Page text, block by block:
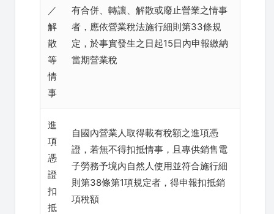
／
解
散
等
情
事
有合併、轉讓、解散或廢止營業之情事
者，應依營業稅法施行細則第33條規
定，於事實發生之日起15日內申報繳納
當期營業稅
進
項
憑
證
扣
抵
自國內營業人取得載有稅額之進項憑
證，若無不得扣抵情事，且專供銷售電
子勞務予境內自然人使用並符合施行細
則第38條第1項規定者，得申報扣抵銷
項稅額